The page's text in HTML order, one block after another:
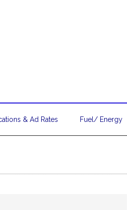
& Ad Rates Fuel/ Energy